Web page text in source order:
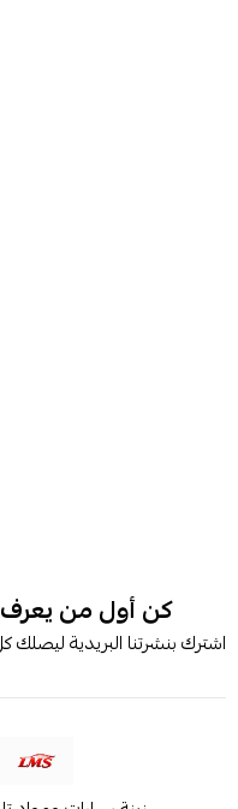
كن أول من
اشترك بنشرتنا البريدية